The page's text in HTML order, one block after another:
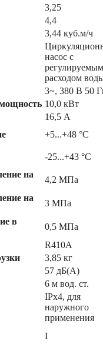
3,25
4,4
3,44 куб.м/ч
насос с
регулируемым
расходом
3~, 380 В 50
10,0 кВт
16,5 А
+5...+48 °C
-25...+43 °C
на
4,2 МПа
на
3 МПа
в
0,5 МПа
R410A
3,85 кг
57 дБ(А)
6 м вод. ст.
IPx4, для
наружного
применения
I